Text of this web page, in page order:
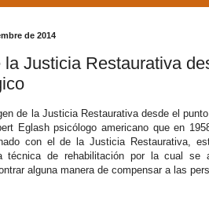
de 2014
la Justicia Restaurativa
de la Justicia Restaurativa desde el
Eglash psicólogo americano que en
con el de la Justicia Restaurativa,
técnica de rehabilitación por la cual se
alguna manera de compensar a las